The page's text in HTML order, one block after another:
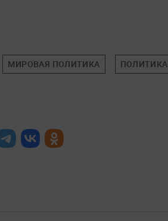
МИРОВАЯ ПОЛИТИКА ПОЛИТИКА